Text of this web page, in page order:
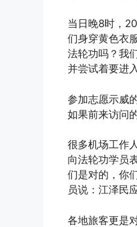
当日晚8时，
们身穿黄色衣
法轮功吗？我
并尝试着要进
参加志愿示威
如果前来访问
很多机场工作
向法轮功学员
们是对的，你
员说：江泽民
各地旅客更是